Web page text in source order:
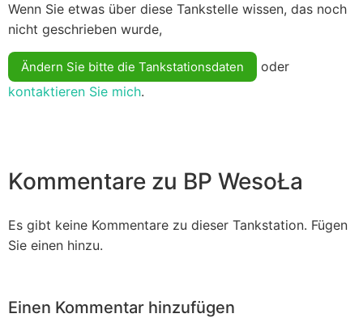
Wenn Sie etwas über diese Tankstelle wissen, das noch
nicht geschrieben wurde,
Ändern Sie bitte die Tankstationsdaten
oder
kontaktieren Sie mich.
Kommentare zu BP WesoŁa
Es gibt keine Kommentare zu dieser Tankstation. Fügen
Sie einen hinzu.
Einen Kommentar hinzufügen